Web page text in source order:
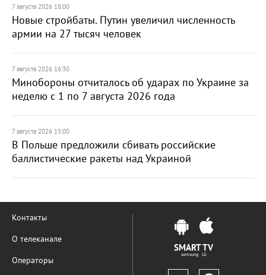
7 августа 2026 18:00
Новые стройбаты. Путин увеличил численность
армии на 27 тысяч человек
7 августа 2026 16:30
Минобороны отчиталось об ударах по Украине за
неделю с 1 по 7 августа 2026 года
7 августа 2026 15:00
В Польше предложили сбивать российские
баллистические ракеты над Украиной
Контакты
О телеканале
Операторы
SMART TV
samsung LG